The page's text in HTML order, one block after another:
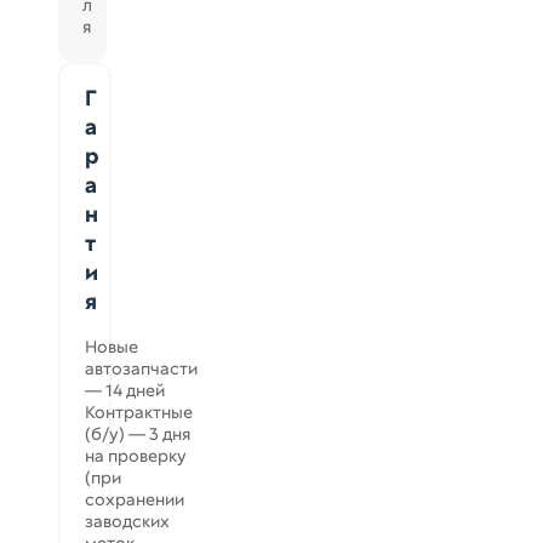
л
я
Г
а
р
а
н
т
и
я
Новые
автозапчасти
— 14 дней
Контрактные
(б/у) — 3 дня
на проверку
(при
сохранении
заводских